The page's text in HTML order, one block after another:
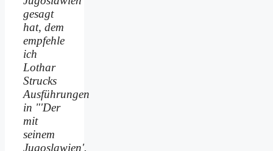
gesagt
hat, dem
empfehle
ich
Lothar
Strucks
Ausführungen
in "'Der
mit
seinem
Jugoslawien'.